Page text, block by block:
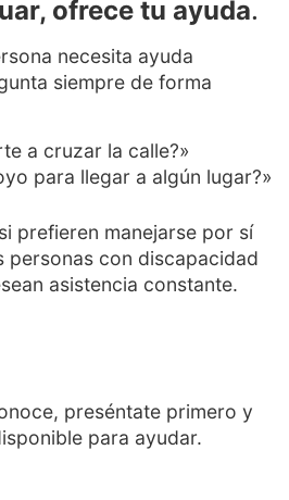
ofrece tu ayuda.
necesita ayuda
siempre de forma
a cruzar la calle?»
para llegar a algún lugar?»
prefieren manejarse por sí
personas con discapacidad
asistencia constante.
preséntate primero y
para ayudar.